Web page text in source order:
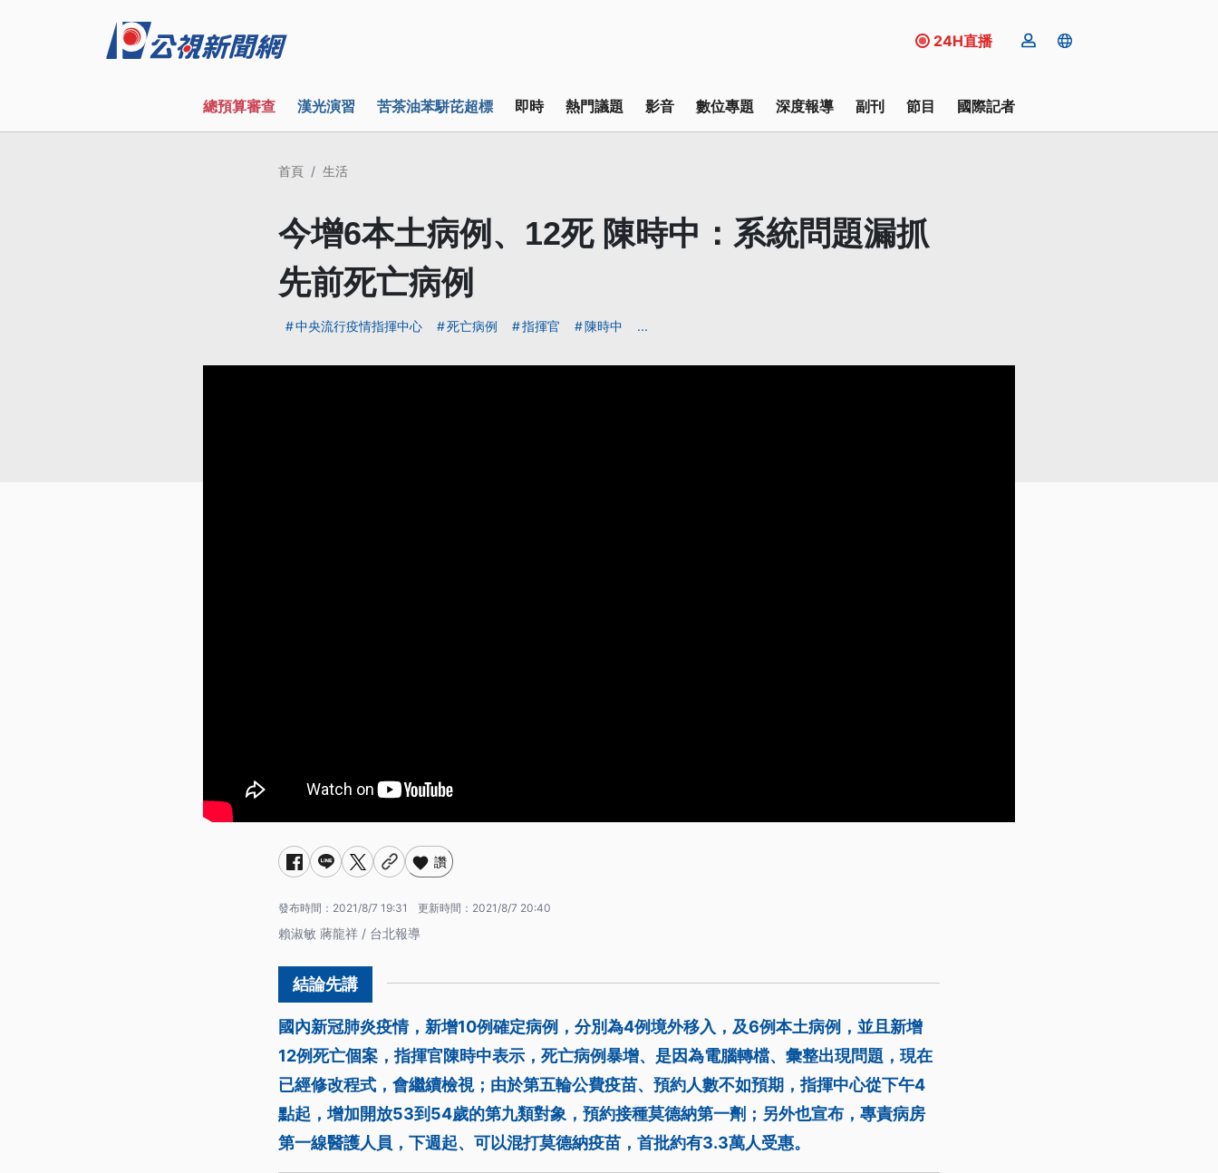
24H直播
總預算審查 漢光演習 苦茶油苯駢芘超標 即時 熱門議題 影音 數位專題 深度報導 副刊 節目 國際記者
首頁 生活
今增6本土病例、12死 陳時中：系統問題漏抓
先前死亡病例
中央流行疫情指揮中心 死亡病例 指揮官 陳時中 ...
讚
發布時間： 2021/8/7 19:31 更新時間： 2021/8/7 20:40
賴淑敏 蔣龍祥 / 台北報導
國內新冠肺炎疫情，新增10例確定病例，分別為4例境外移入，及6例本土病例，並且新增
12例死亡個案，指揮官陳時中表示，死亡病例暴增、是因為電腦轉檔、彙整出現問題，現在
已經修改程式，會繼續檢視；由於第五輪公費疫苗、預約人數不如預期，指揮中心從下午4
點起，增加開放53到54歲的第九類對象，預約接種莫德納第一劑；另外也宣布，專責病房
第一線醫護人員，下週起、可以混打莫德納疫苗，首批約有3.3萬人受惠。